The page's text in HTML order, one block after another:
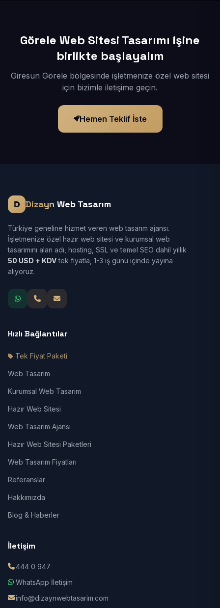
Görele Web Sitesi Tasarımı işine
birlikte başlayalım
Giresun Görele bölgesinde işletmenize özel web sitesi
için bizimle iletişime geçin.
Hemen Teklif İste
Dizayn Web Tasarım
Türkiye geneline hizmet veren web tasarım ajansı.
İşletmenize özel hazır web sitesi ve kurumsal web
tasarımını alan adı, hosting, SSL ve temel SEO dahil yıllık
50 USD + KDVtek fiyatla, 1-3 iş günü içinde yayına
alıyoruz.
Hızlı Bağlantılar
Tek Fiyat Paketi
Web Tasarım
Kurumsal Web Tasarım
Hazır Web Sitesi
Web Tasarım Ajansı
Hazır Web Sitesi Paketleri
Web Tasarım Fiyatları
Referanslar
Hakkımızda
Blog & Haberler
İletişim
444 0 947
WhatsApp İletişim
info@dizaynwebtasarim.com